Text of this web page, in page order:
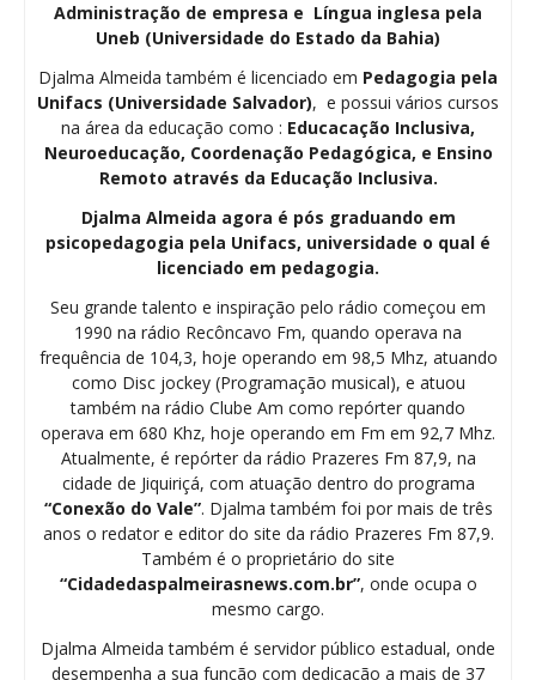
Administração de empresa e Língua inglesa pela
Uneb (Universidade do Estado da Bahia)
Djalma Almeida também é licenciado em Pedagogia pela
Unifacs (Universidade Salvador), e possui vários cursos
na área da educação como : Educacação Inclusiva,
Neuroeducação, Coordenação Pedagógica, e Ensino
Remoto através da Educação Inclusiva.
Djalma Almeida agora é pós graduando em
psicopedagogia pela Unifacs, universidade o qual é
licenciado em pedagogia.
Seu grande talento e inspiração pelo rádio começou em
1990 na rádio Recôncavo Fm, quando operava na
frequência de 104,3, hoje operando em 98,5 Mhz, atuando
como Disc jockey (Programação musical), e atuou
também na rádio Clube Am como repórter quando
operava em 680 Khz, hoje operando em Fm em 92,7 Mhz.
Atualmente, é repórter da rádio Prazeres Fm 87,9, na
cidade de Jiquiriçá, com atuação dentro do programa
“Conexão do Vale”. Djalma também foi por mais de três
anos o redator e editor do site da rádio Prazeres Fm 87,9.
Também é o proprietário do site
“Cidadedaspalmeirasnews.com.br”, onde ocupa o
mesmo cargo.
Djalma Almeida também é servidor público estadual, onde
desempenha a sua função com dedicação a mais de 37